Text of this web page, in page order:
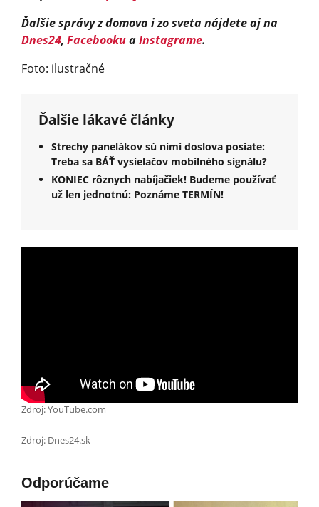
Ďalšie správy z domova i zo sveta nájdete aj na
Dnes24, FacebookuaInstagrame.
Foto: ilustračné
Ďalšie lákavé články
Strechy panelákov sú nimi doslova posiate:
Treba sa BÁŤ vysielačov mobilného signálu?
KONIEC rôznych nabíjačiek! Budeme používať
už len jednotnú: Poznáme TERMÍN!
Zdroj: YouTube.com
Zdroj: Dnes24.sk
Odporúčame